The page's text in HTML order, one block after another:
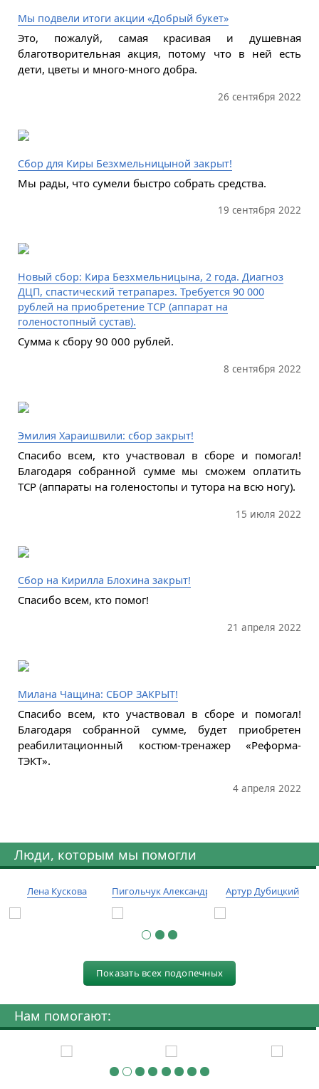
Мы подвели итоги акции «Добрый букет»
Это, пожалуй, самая красивая и душевная
благотворительная акция, потому что в ней есть
дети, цветы и много-много добра.
26 сентября 2022
Сбор для Киры Безхмельницыной закрыт!
Мы рады, что сумели быстро собрать средства.
19 сентября 2022
Новый сбор: Кира Безхмельницына, 2 года. Диагноз
ДЦП, спастический тетрапарез. Требуется 90 000
рублей на приобретение ТСР (аппарат на
голеностопный сустав).
Сумма к сбору 90 000 рублей.
8 сентября 2022
Эмилия Хараишвили: сбор закрыт!
Спасибо всем, кто участвовал в сборе и помогал!
Благодаря собранной сумме мы сможем оплатить
ТСР (аппараты на голеностопы и тутора на всю ногу).
15 июля 2022
Сбор на Кирилла Блохина закрыт!
Спасибо всем, кто помог!
21 апреля 2022
Милана Чащина: СБОР ЗАКРЫТ!
Спасибо всем, кто участвовал в сборе и помогал!
Благодаря собранной сумме, будет приобретен
реабилитационный костюм-тренажер «Реформа-
ТЭКТ».
4 апреля 2022
Люди, которым мы помогли
Лена Кускова Пигольчук Александр Артур Дубицкий
Показать всех подопечных
Нам помогают: